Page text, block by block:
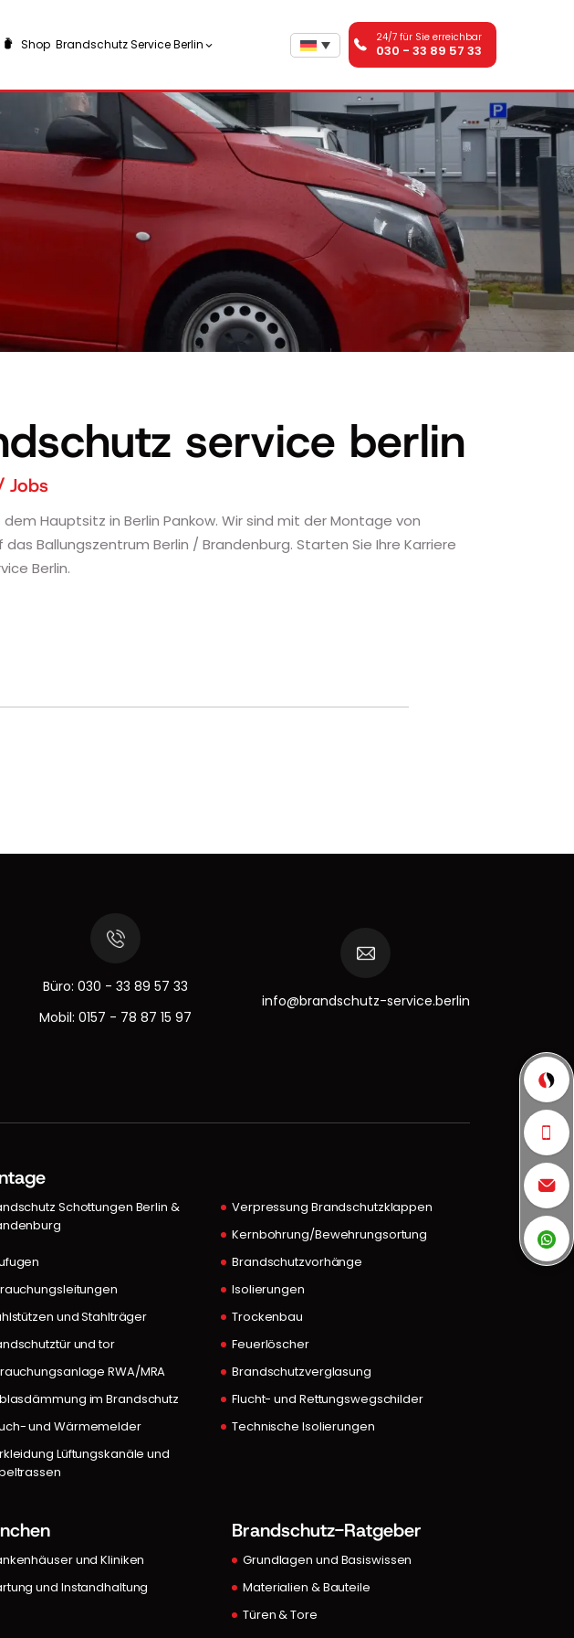
Shop Brandschutz Service Berlin 24/7 für Sie erreichbar
030 - 33 89 57 33
service berlin
Jobs
Hauptsitz in Berlin Pankow. Wir sind mit der Montage von
Ballungszentrum Berlin / Brandenburg. Starten Sie Ihre Karriere
Berlin.
Büro:030 - 33 89 57 33
Mobil:0157 - 78 87 15 97
info@brandschutz-service.berlin
Schottungen Berlin &
Verpressung Brandschutzklappen
Kernbohrung/Bewehrungsortung
Brandschutzvorhänge
Isolierungen
und Stahlträger
Trockenbau
und tor
Feuerlöscher
RWA/MRA
Brandschutzverglasung
im Brandschutz
Flucht- und Rettungswegschilder
und Wärmemelder
Technische Isolierungen
Lüftungskanäle und
und Kliniken
und Instandhaltung
Brandschutz-Ratgeber
Grundlagen und Basiswissen
Materialien & Bauteile
Türen & Tore